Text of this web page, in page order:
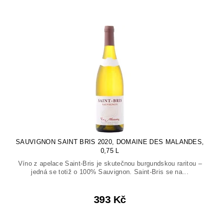
SAUVIGNON SAINT BRIS 2020, DOMAINE DES MALANDES,
0,75 L
Víno z apelace Saint-Bris je skutečnou burgundskou raritou –
jedná se totiž o 100% Sauvignon. Saint-Bris se na...
393 Kč